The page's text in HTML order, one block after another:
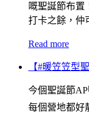
嘅聖誕節布置
打卡之餘，仲
Read more
【#暖笠笠型
今個聖誕節
每個營地都好